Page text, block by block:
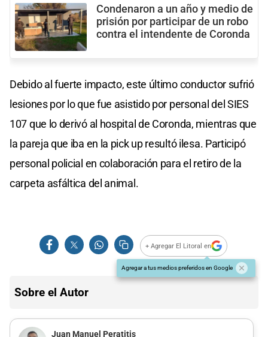
Condenaron a un año y medio de
prisión por participar de un robo
contra el intendente de Coronda
Debido al fuerte impacto, este último conductor sufrió
lesiones por lo que fue asistido por personal del SIES
107 que lo derivó al hospital de Coronda, mientras que
la pareja que iba en la pick up resultó ilesa. Participó
personal policial en colaboración para el retiro de la
carpeta asfáltica del animal.
+ Agregar El Litoral en
Agregar a tus medios preferidos en Google
Sobre el Autor
Juan Manuel Peratitis